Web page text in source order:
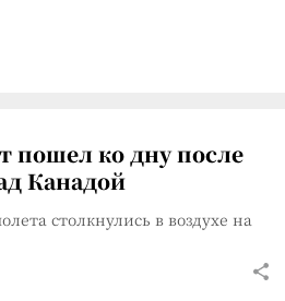
пошел ко дну после
Канадой
столкнулись в воздухе на